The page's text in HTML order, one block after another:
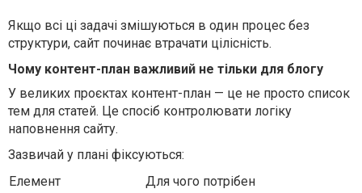
Якщо всі ці задачі змішуються в один процес без
структури, сайт починає втрачати цілісність.
Чому контент-план важливий не тільки для блогу
У великих проєктах контент-план — це не просто список
тем для статей. Це спосіб контролювати логіку
наповнення сайту.
Зазвичай у плані фіксуються:
Елемент
Для чого потрібен